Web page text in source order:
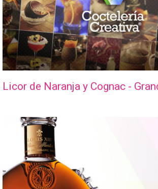
Licor de Naranja y Cognac -